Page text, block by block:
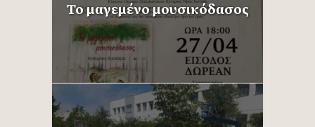
Το μαγεμένο μουσικόδασος